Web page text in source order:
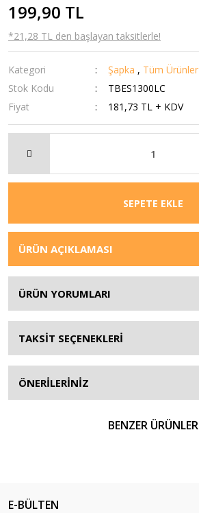
199,90 TL
*21,28 TL den başlayan taksitlerle!
Kategori Şapka , Tüm Ürünler
Stok Kodu
TBES1300LC
Fiyat
181,73 TL + KDV
SEPETE EKLE
ÜRÜN AÇIKLAMASI
ÜRÜN YORUMLARI
TAKSİT SEÇENEKLERİ
ÖNERİLERİNİZ
BENZER ÜRÜNLER
E-BÜLTEN